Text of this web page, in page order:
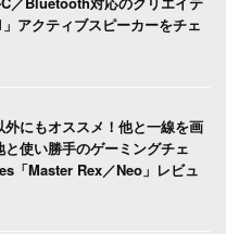
アクティブスピーカーをチェ
外にもオススメ！他と一線を画
と使い勝手のゲーミングチェ
「Master Rex／Neo」レビュ